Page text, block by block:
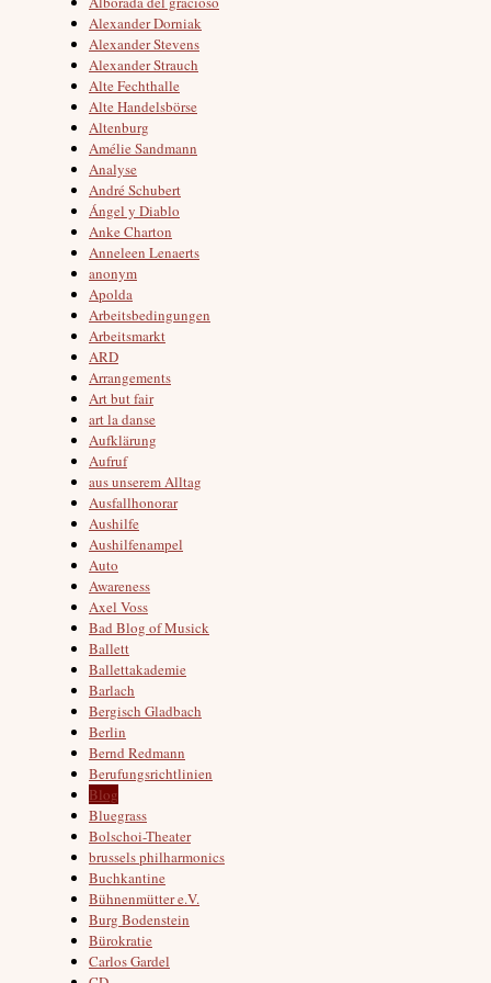
Alexander Dorniak
Alexander Stevens
Alexander Strauch
Alte Fechthalle
Alte Handelsbörse
Altenburg
Amélie Sandmann
Analyse
André Schubert
Ángel y Diablo
Anke Charton
Anneleen Lenaerts
anonym
Apolda
Arbeitsbedingungen
Arbeitsmarkt
ARD
Arrangements
Art but fair
art la danse
Aufklärung
Aufruf
aus unserem Alltag
Ausfallhonorar
Aushilfe
Aushilfenampel
Auto
Awareness
Axel Voss
Bad Blog of Musick
Ballett
Ballettakademie
Barlach
Bergisch Gladbach
Berlin
Bernd Redmann
Berufungsrichtlinien
Blog
Bluegrass
Bolschoi-Theater
brussels philharmonics
Buchkantine
Bühnenmütter e.V.
Burg Bodenstein
Bürokratie
Carlos Gardel